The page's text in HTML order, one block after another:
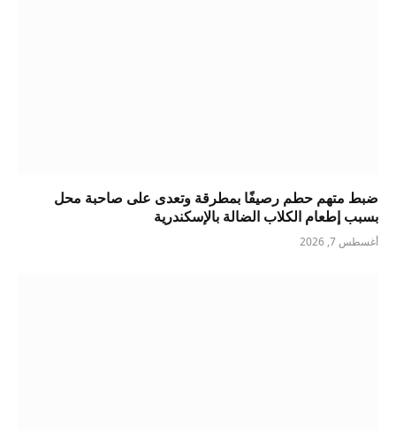
ضبط متهم حطم رصيفًا بمطرقة وتعدى على صاحبة محل
بسبب إطعام الكلاب الضالة بالإسكندرية
أغسطس 7, 2026